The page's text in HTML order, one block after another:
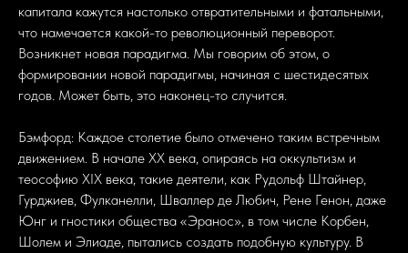
капитала кажутся настолько отвратительными и фатальными,
что намечается какой-то революционный переворот.
Возникнет новая парадигма. Мы говорим об этом, о
формировании новой парадигмы, начиная с шестидесятых
годов. Может быть, это наконец-то случится.
Бэмфорд: Каждое столетие было отмечено таким встречным
движением. В начале ХХ века, опираясь на оккультизм и
теософию XIX века, такие деятели, как Рудольф Штайнер,
Гурджиев, Фулканелли, Шваллер де Любич, Рене Генон, даже
Юнг и гностики общества «Эранос», в том числе Корбен,
Шолем и Элиаде, пытались создать подобную культуру. В